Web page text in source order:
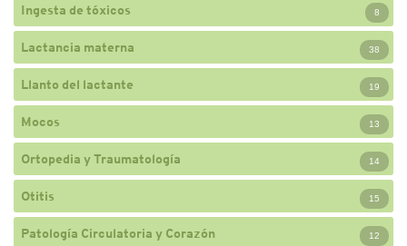
Ingesta de tóxicos 8
Lactancia materna 38
Llanto del lactante 19
Mocos 13
Ortopedia y Traumatología 14
Otitis 15
Patología Circulatoria y Corazón 12